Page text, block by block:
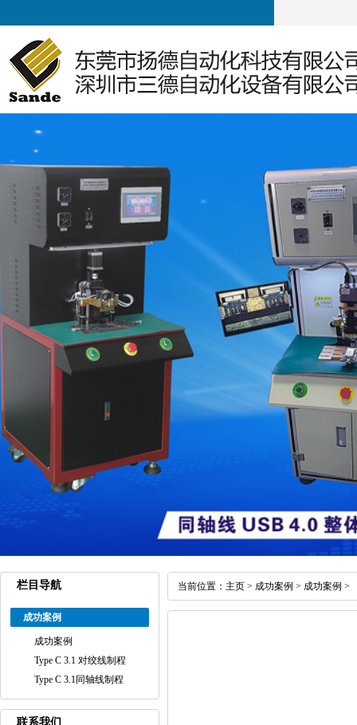
栏目导航
成功案例
成功案例
Type C 3.1 对绞线制程
Type C 3.1同轴线制程
联系我们
当前位置： 主页 > 成功案例 > 成功案例 >